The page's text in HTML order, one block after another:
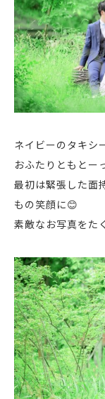
ネイビーのタキシ
おふたりともとー
最初は緊張した面
もの笑顔に😊
素敵なお写真をた